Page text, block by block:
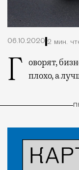
06.10.2020 2 мин.
Говорят, бизнес уже подает сигналы, что все плохо, а